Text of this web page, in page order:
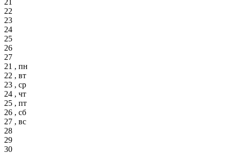
22
23
24
25
26
27
21 , пн
22 , вт
23 , ср
24 , чт
25 , пт
26 , сб
27 , вс
28
29
30